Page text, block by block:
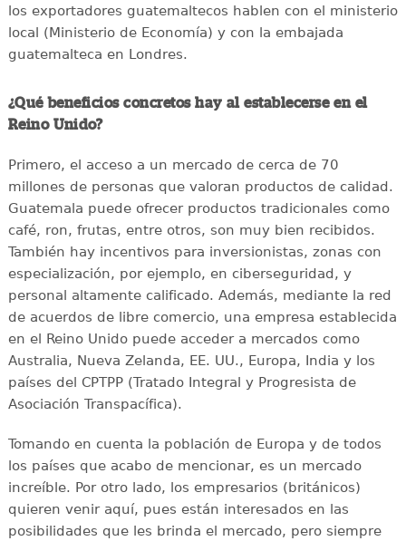
los exportadores guatemaltecos hablen con el ministerio
local (Ministerio de Economía) y con la embajada
guatemalteca en Londres.
¿Qué beneficios concretos hay al establecerse en el
Reino Unido?
Primero, el acceso a un mercado de cerca de 70
millones de personas que valoran productos de calidad.
Guatemala puede ofrecer productos tradicionales como
café, ron, frutas, entre otros, son muy bien recibidos.
También hay incentivos para inversionistas, zonas con
especialización, por ejemplo, en ciberseguridad, y
personal altamente calificado. Además, mediante la red
de acuerdos de libre comercio, una empresa establecida
en el Reino Unido puede acceder a mercados como
Australia, Nueva Zelanda, EE. UU., Europa, India y los
países del CPTPP (Tratado Integral y Progresista de
Asociación Transpacífica).
Tomando en cuenta la población de Europa y de todos
los países que acabo de mencionar, es un mercado
increíble. Por otro lado, los empresarios (británicos)
quieren venir aquí, pues están interesados en las
posibilidades que les brinda el mercado, pero siempre